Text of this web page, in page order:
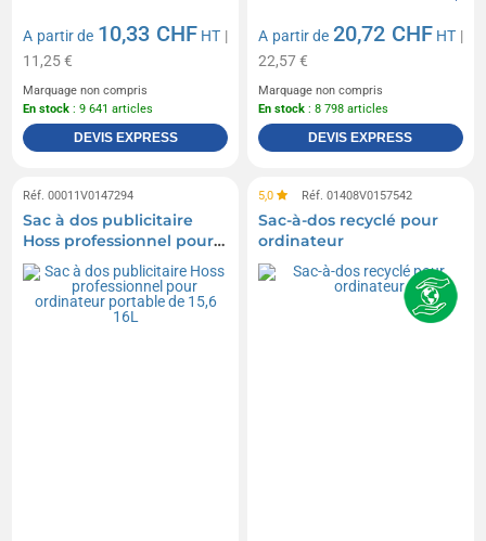
A partir de 10,33 CHF HT |
11,25 €
Marquage non compris
En stock : 9 641 articles
DEVIS EXPRESS
A partir de 20,72 CHF HT |
22,57 €
Marquage non compris
En stock : 8 798 articles
DEVIS EXPRESS
Réf. 00011V0147294
Sac à dos publicitaire
Hoss professionnel pour
ordinateur portable de
15,6 16L
5,0 Réf. 01408V0157542
Sac-à-dos recyclé pour
ordinateur